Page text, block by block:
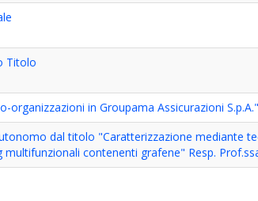
Titolo
organizzazioni in Groupama Assicurazioni S.p.A."
dal titolo "Caratterizzazione mediante
contenenti grafene" Resp.